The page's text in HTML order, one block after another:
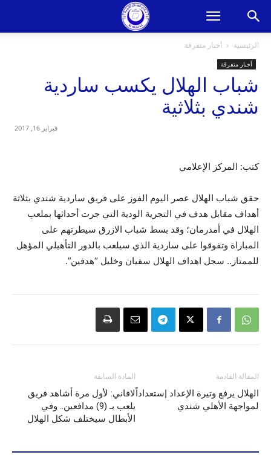
الرئيسية أخبار متفرقة
أخبار متفرقة
شباب الهلال يكسب ساردية
شندي بثلاثية
فبراير 16, 2017
كتب: المركز الإعلامي
حقق شباب الهلال عصر اليوم الفوز على فريق ساردية شندي بثلاثة
أهداف مقابل هدف في التجرية الودية التي جرت أحداثها بملعب
الهلال في أمدرمان؛ وقد بسط شباب الازرق سيطرتهم على
المباراة وتفوقوا على ساردية الذي سيلعب بالدور التأهيلي المؤهل
للممتاز.. سجل اهداف الهلال سفيان وخليل “هدفين”.
المادة السابقة
لافاني: لأول مرة أشاهد فريق
يلعب بـ (9) مدافعين.. وفي
الأبطال سيختلف شكل الهلال
المقالة القادمة
الهلال يرفع وتيرة الإعداد إستعداداً
لمواجهة الأهلي شندي